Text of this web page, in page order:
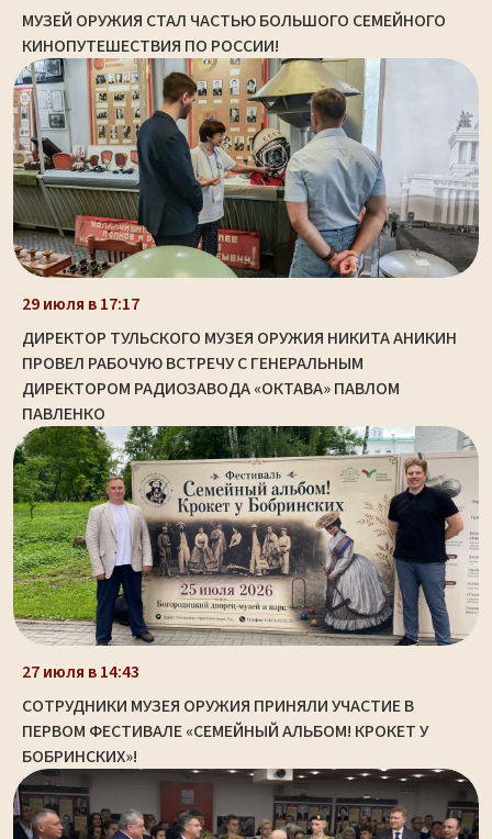
МУЗЕЙ ОРУЖИЯ СТАЛ ЧАСТЬЮ БОЛЬШОГО СЕМЕЙНОГО
КИНОПУТЕШЕСТВИЯ ПО РОССИИ!
29 июля в 17:17
ДИРЕКТОР ТУЛЬСКОГО МУЗЕЯ ОРУЖИЯ НИКИТА АНИКИН
ПРОВЕЛ РАБОЧУЮ ВСТРЕЧУ С ГЕНЕРАЛЬНЫМ
ДИРЕКТОРОМ РАДИОЗАВОДА «ОКТАВА» ПАВЛОМ
ПАВЛЕНКО
27 июля в 14:43
СОТРУДНИКИ МУЗЕЯ ОРУЖИЯ ПРИНЯЛИ УЧАСТИЕ В
ПЕРВОМ ФЕСТИВАЛЕ «СЕМЕЙНЫЙ АЛЬБОМ! КРОКЕТ У
БОБРИНСКИХ»!